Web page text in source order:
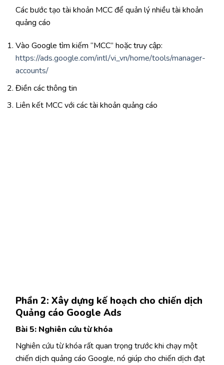
Các bước tạo tài khoản MCC để quản lý nhiều tài khoản
quảng cáo
Vào Google tìm kiếm “MCC” hoặc truy cập:
https://ads.google.com/intl/vi_vn/home/tools/manager-
accounts/
Điền các thông tin
Liên kết MCC với các tài khoản quảng cáo
Phần 2: Xây dựng kế hoạch cho chiến dịch
Quảng cáo Google Ads
Bài 5: Nghiên cứu từ khóa
Nghiên cứu từ khóa rất quan trọng trước khi chạy một
chiến dịch quảng cáo Google, nó giúp cho chiến dịch đạt